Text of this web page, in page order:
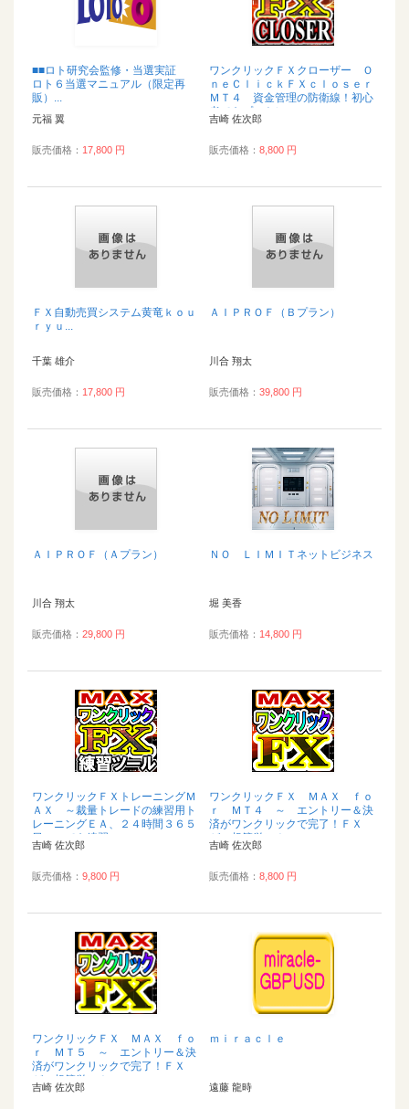
■■ロト研究会監修・当選実証
ロト６当選マニュアル（限定再
販）...
元福 翼
販売価格： 17,800 円
ワンクリックＦＸクローザー Ｏ
ｎｅＣｌｉｃｋＦＸｃｌｏｓｅｒ
ＭＴ４ 資金管理の防衛線！初心
者でもプロトレ...
吉崎 佐次郎
販売価格： 8,800 円
ＦＸ自動売買システム黄竜ｋｏｕ
ｒｙｕ...
千葉 雄介
販売価格： 17,800 円
ＡＩＰＲＯＦ（Ｂプラン）
川合 翔太
販売価格： 39,800 円
ＡＩＰＲＯＦ（Ａプラン）
川合 翔太
販売価格： 29,800 円
ＮＯ ＬＩＭＩＴネットビジネス
堀 美香
販売価格： 14,800 円
ワンクリックＦＸトレーニングＭ
ＡＸ ～裁量トレードの練習用ト
レーニングＥＡ、２４時間３６５
日いつでも練習...
吉崎 佐次郎
販売価格： 9,800 円
ワンクリックＦＸ ＭＡＸ ｆｏ
ｒ ＭＴ４ ～ エントリー＆決
済がワンクリックで完了！ＦＸ
が、超簡単に！...
吉崎 佐次郎
販売価格： 8,800 円
ワンクリックＦＸ ＭＡＸ ｆｏ
ｒ ＭＴ５ ～ エントリー＆決
済がワンクリックで完了！ＦＸ
が、超簡単に！...
吉崎 佐次郎
ｍｉｒａｃｌｅ
遠藤 龍時